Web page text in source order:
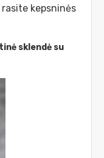
kepsninės
sklendė su